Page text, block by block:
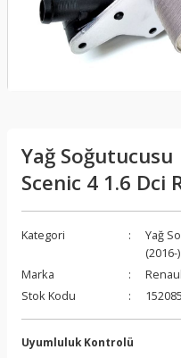
Yağ
Scenic 4 1.6 Dci
Kategori Yağ
(2016-)
Marka
Stok Kodu
Uyumluluk Kontrolü